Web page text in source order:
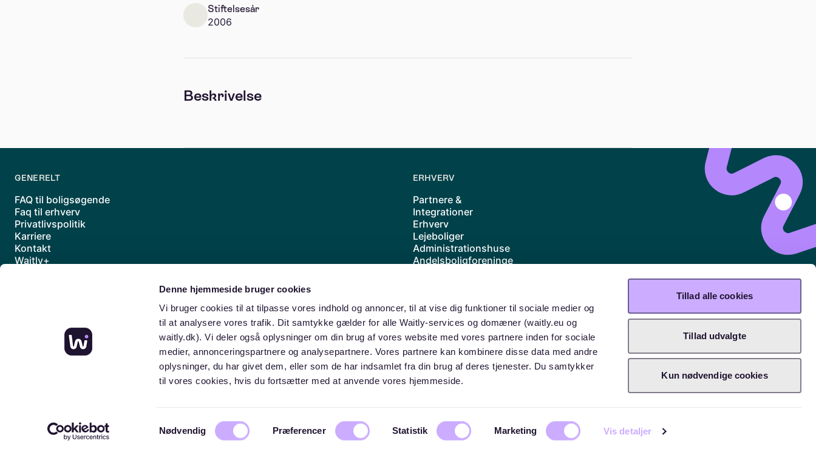
Denne hjemmeside bruger cookies
Vi bruger cookies til at tilpasse vores indhold og annoncer, til at vise dig funktioner til sociale medier og
til at analysere vores trafik. Dit samtykke gælder for alle Waitly-services og domæner (waitly.eu og
waitly.dk). Vi deler også oplysninger om din brug af vores website med vores partnere inden for sociale
medier, annonceringspartnere og analysepartnere. Vores partnere kan kombinere disse data med andre
oplysninger, du har givet dem, eller som de har indsamlet fra din brug af deres tjenester. Du samtykker
til vores cookies, hvis du fortsætter med at anvende vores hjemmeside.
Samtykkevalg
Nødvendig Præferencer Statistik Marketing Vis detaljer
Tillad alle cookies
Tillad udvalgte
Kun nødvendige cookies
Stiftelsesår
2006
Beskrivelse
GENERELT
FAQ til boligsøgende
Faq til erhverv
Privatlivspolitik
Karriere
Kontakt
Waitly+
ERHVERV
Partnere &
Integrationer
Erhverv
Lejeboliger
Administrationshuse
Andelsboligforeninge
Priser
Waitly samarbejder
med ABF
© Waitly ApS